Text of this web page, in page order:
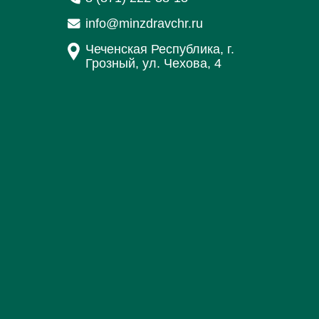
info@minzdravchr.ru
Чеченская Республика, г.
Грозный, ул. Чехова, 4